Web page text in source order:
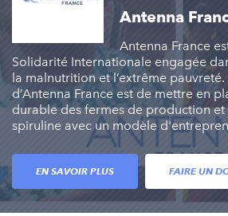
l'engagement
Antenna
Antenna France
Solidarité Internationale engagée
la malnutrition et l’extrême pauvreté.
d’Antenna France est de mettre en
durable des fermes de production
spiruline avec un modèle
EN SAVOIR PLUS FAIRE UN